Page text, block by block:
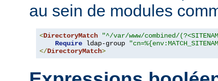
au sein de modules
<DirectoryMatch
"^/var/www/combined/
Require ldap-group
</DirectoryMatch>